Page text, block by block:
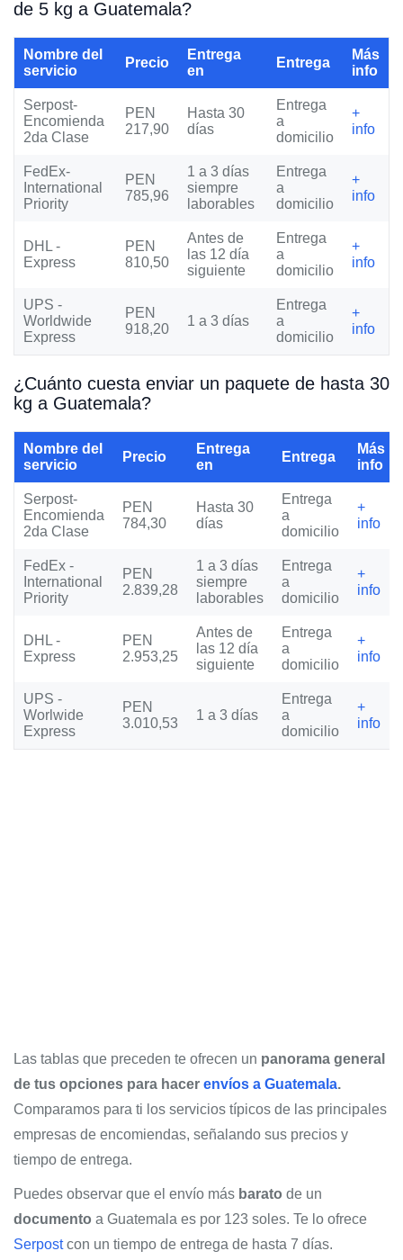
de 5 kg a Guatemala?
Nombre del
servicio
Precio
Entrega
en
Entrega
Más
info
Serpost-
Encomienda
2da Clase
PEN
217,90
Hasta 30
días
Entrega
a
domicilio
+
info
FedEx-
International
Priority
PEN
785,96
1 a 3 días
siempre
laborables
Entrega
a
domicilio
+
info
DHL -
Express
PEN
810,50
Antes de
las 12 día
siguiente
Entrega
a
domicilio
+
info
UPS -
Worldwide
Express
PEN
918,20
1 a 3 días
Entrega
a
domicilio
+
info
¿Cuánto cuesta enviar un paquete de hasta 30
kg a Guatemala?
Nombre del
servicio
Precio
Entrega
en
Entrega
Más
info
Serpost-
Encomienda
2da Clase
PEN
784,30
Hasta 30
días
Entrega
a
domicilio
+
info
FedEx -
International
Priority
PEN
2.839,28
1 a 3 días
siempre
laborables
Entrega
a
domicilio
+
info
DHL -
Express
PEN
2.953,25
Antes de
las 12 día
siguiente
Entrega
a
domicilio
+
info
UPS -
Worlwide
Express
PEN
3.010,53
1 a 3 días
Entrega
a
domicilio
+
info
Las tablas que preceden te ofrecen un panorama general
de tus opciones para hacer envíos a Guatemala.
Comparamos para ti los servicios típicos de las principales
empresas de encomiendas, señalando sus precios y
tiempo de entrega.
Puedes observar que el envío más barato de un
documento a Guatemala es por 123 soles. Te lo ofrece
Serpostcon un tiempo de entrega de hasta 7 días.